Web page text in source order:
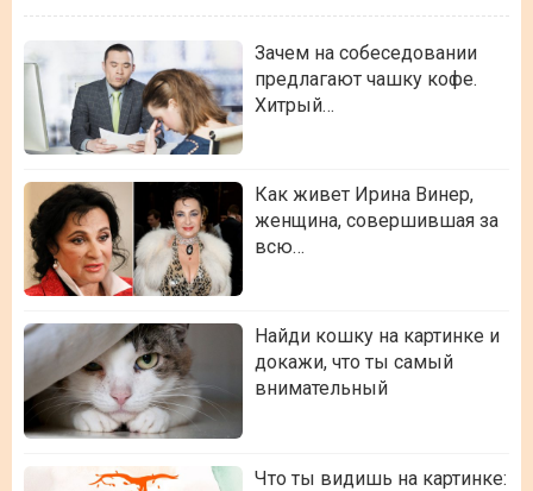
Зачем на собеседовании
предлагают чашку кофе.
Хитрый…
Как живет Ирина Винер,
женщина, совершившая за
всю…
Найди кошку на картинке и
докажи, что ты самый
внимательный
Что ты видишь на картинке: